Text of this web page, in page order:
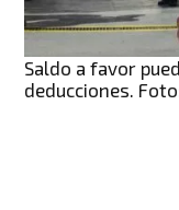
Saldo a favor
deducciones.